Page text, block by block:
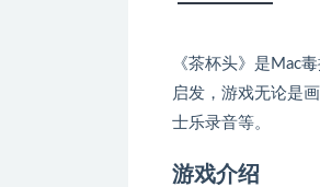
《茶杯头》是Mac
启发，游戏无论是
士乐录音等。
游戏介绍